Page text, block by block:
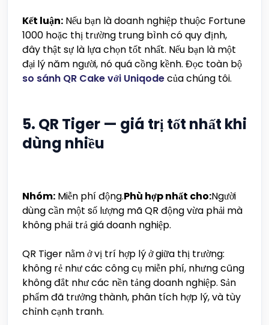
Kết luận: Nếu bạn là doanh nghiệp thuộc Fortune
1000 hoặc thị trường trung bình có quy định,
đây thật sự là lựa chọn tốt nhất. Nếu bạn là một
đại lý năm người, nó quá cồng kềnh. Đọc toàn bộ
so sánh QR Cake với Uniqodecủa chúng tôi.
5. QR Tiger — giá trị tốt nhất khi
dùng nhiều
Nhóm: Miễn phí động.Phù hợp nhất cho:Người
dùng cần một số lượng mã QR động vừa phải mà
không phải trả giá doanh nghiệp.
QR Tiger nằm ở vị trí hợp lý ở giữa thị trường:
không rẻ như các công cụ miễn phí, nhưng cũng
không đắt như các nền tảng doanh nghiệp. Sản
phẩm đã trưởng thành, phân tích hợp lý, và tùy
chỉnh cạnh tranh.